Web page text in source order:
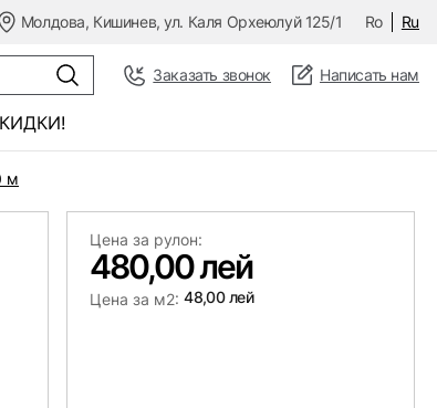
Молдова, Кишинев, ул. Каля Орхеюлуй 125/1 Ro Ru
Заказать звонок Написать нам
м
Цена за рулон:
480,00 лей
Цена за м2: 48,00 лей